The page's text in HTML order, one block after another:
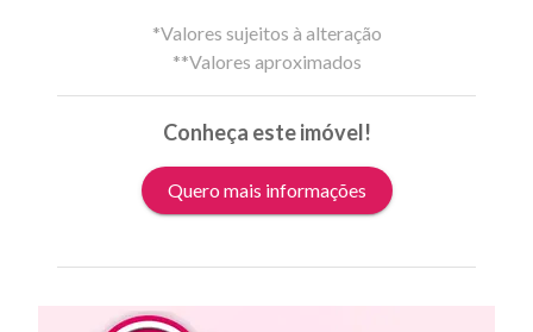
*Valores sujeitos à alteração
**Valores aproximados
Conheça este imóvel!
Quero mais informações